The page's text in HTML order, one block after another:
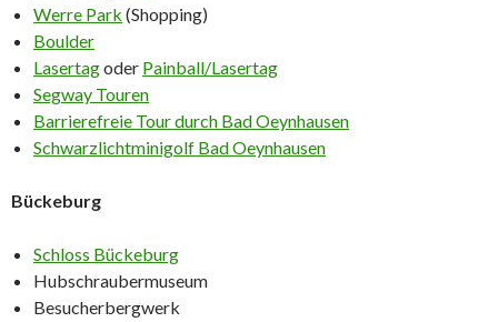
Werre Park (Shopping)
Boulder
Lasertagoder Painball/Lasertag
Segway Touren
Barrierefreie Tour durch Bad Oeynhausen
Schwarzlichtminigolf Bad Oeynhausen
Bückeburg
Schloss Bückeburg
Hubschraubermuseum
Besucherbergwerk